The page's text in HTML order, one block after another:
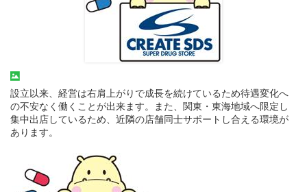
設立以来、経営は右肩上がりで成長を続けているため待遇変化へ
の不安なく働くことが出来ます。また、関東・東海地域へ限定し
集中出店しているため、近隣の店舗同士サポートし合える環境が
あります。